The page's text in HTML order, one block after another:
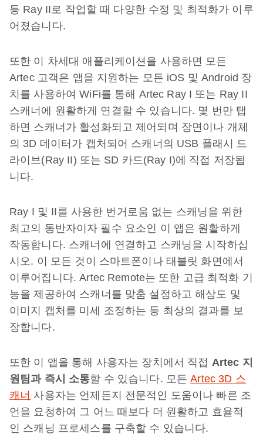
등 Ray II로 작업할 때 다양한 수정 및 최적화가 이루
어졌습니다.
또한 이 차세대 애플리케이션을 사용하면 모든
Artec 고객은 앱을 지원하는 모든 iOS 및 Android 장
치를 사용하여 WiFi를 통해 Artec Ray I 또는 Ray II
스캐너에 원활하게 연결할 수 있습니다. 몇 번만 탭
하면 스캐너가 활성화되고 제어되며 장면이나 개체
의 3D 데이터가 캡처되어 스캐너의 USB 플래시 드
라이브(Ray II) 또는 SD 카드(Ray I)에 직접 저장됩
니다.
Ray I 및 II를 사용한 번거로움 없는 스캐닝을 위한
최고의 동반자이자 필수 요소인 이 앱은 원활하게
작동합니다. 스캐너에 연결하고 스캐닝을 시작하십
시오. 이 모든 것이 스마트폰이나 태블릿 화면에서
이루어집니다. Artec Remote는 또한 고급 최적화 기
능을 제공하여 스캐너를 맞춤 설정하고 해상도 및
이미지 캡처를 미세 조정하는 등 최상의 결과를 보
장합니다.
또한 이 앱을 통해 사용자는 장치에서 직접 Artec 지
원팀과 즉시 소통할 수 있습니다. 모든Artec 3D 스
캐너 사용자는 언제든지 전문적인 도움이나 빠른 조
언을 요청하여 그 어느 때보다 더 원활하고 효율적
인 스캐닝 프로세스를 구축할 수 있습니다.